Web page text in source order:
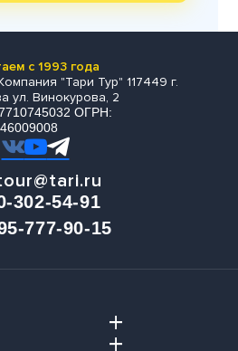
с 1993 года
"Тари Тур" 117449 г.
ул. Винокурова, 2
ОГРН:
302-54-91
777-90-15